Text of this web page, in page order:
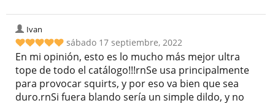
Ivan
sábado 17 septiembre, 2022
En mi opinión, esto es lo mucho más mejor ultra
tope de todo el catálogo!!!rnSe usa principalmente
para provocar squirts, y por eso va bien que sea
duro.rnSi fuera blando sería un simple dildo, y no